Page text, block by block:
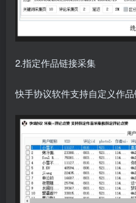
2.指定作品链接采集
快手协议软件支持自定义作